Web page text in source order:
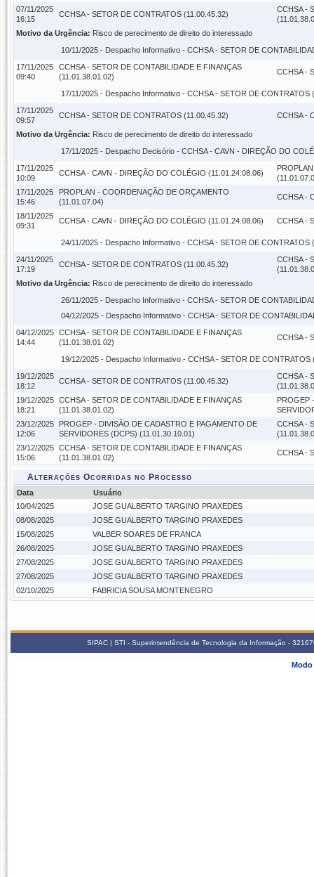
07/11/2025
16:15
CCHSA - SETOR DE CONTRATOS (11.00.45.32)
CCHSA -
Motivo da Urgência: Risco de perecimento de direito do interessado
10/11/2025 - Despacho Informativo - CCHSA - SETOR DE
17/11/2025
09:40
CCHSA - SETOR DE CONTABILIDADE E FINANÇAS
(11.01.38.01.02)
CCHSA -
17/11/2025 - Despacho Informativo - CCHSA - SETOR DE CONTRATOS
17/11/2025
09:57
CCHSA - SETOR DE CONTRATOS (11.00.45.32) CCHSA -
Motivo da Urgência: Risco de perecimento de direito do interessado
17/11/2025 - Despacho Decisório - CCHSA - CAVN - DIREÇÃO DO
17/11/2025
10:09
CCHSA - CAVN - DIREÇÃO DO COLÉGIO (11.01.24.08.06)
17/11/2025
15:46
PROPLAN - COORDENAÇÃO DE ORÇAMENTO
(11.01.07.04)
CCHSA -
18/11/2025
09:31
CCHSA - CAVN - DIREÇÃO DO COLÉGIO (11.01.24.08.06) CCHSA -
24/11/2025 - Despacho Informativo - CCHSA - SETOR DE CONTRATOS
24/11/2025
17:19
CCHSA - SETOR DE CONTRATOS (11.00.45.32)
CCHSA -
Motivo da Urgência: Risco de perecimento de direito do interessado
26/11/2025 - Despacho Informativo - CCHSA - SETOR DE
04/12/2025 - Despacho Informativo - CCHSA - SETOR DE
04/12/2025
14:44
CCHSA - SETOR DE CONTABILIDADE E FINANÇAS
(11.01.38.01.02)
CCHSA -
19/12/2025 - Despacho Informativo - CCHSA - SETOR DE CONTRATOS
19/12/2025
18:12
CCHSA - SETOR DE CONTRATOS (11.00.45.32)
CCHSA -
19/12/2025
18:21
CCHSA - SETOR DE CONTABILIDADE E FINANÇAS
(11.01.38.01.02)
PROGEP
23/12/2025
12:06
PROGEP - DIVISÃO DE CADASTRO E PAGAMENTO DE
SERVIDORES (DCPS) (11.01.30.10.01)
CCHSA -
23/12/2025
15:06
CCHSA - SETOR DE CONTABILIDADE E FINANÇAS
(11.01.38.01.02)
CCHSA -
Alterações Ocorridas no Processo
Data
Usuário
10/04/2025
JOSE GUALBERTO TARGINO PRAXEDES
08/08/2025
JOSE GUALBERTO TARGINO PRAXEDES
15/08/2025
VALBER SOARES DE FRANCA
26/08/2025
JOSE GUALBERTO TARGINO PRAXEDES
27/08/2025
JOSE GUALBERTO TARGINO PRAXEDES
27/08/2025
JOSE GUALBERTO TARGINO PRAXEDES
02/10/2025
FABRICIA SOUSA MONTENEGRO
SIPAC | STI - Superintendência de Tecnologia da Informação -
Modo